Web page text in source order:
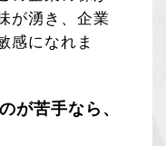
が湧き、企業
感になれま
が苦手なら、